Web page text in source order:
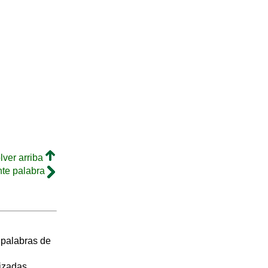
arriba
palabra
de